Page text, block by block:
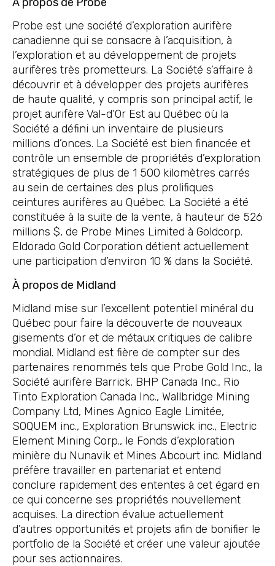
Probe est une société d’exploration aurifère
canadienne qui se consacre à l’acquisition, à
l’exploration et au développement de projets
aurifères très prometteurs. La Société s’affaire à
découvrir et à développer des projets aurifères
de haute qualité, y compris son principal actif, le
projet aurifère Val-d’Or Est au Québec où la
Société a défini un inventaire de plusieurs
millions d’onces. La Société est bien financée et
contrôle un ensemble de propriétés d’exploration
stratégiques de plus de 1 500 kilomètres carrés
au sein de certaines des plus prolifiques
ceintures aurifères au Québec. La Société a été
constituée à la suite de la vente, à hauteur de 526
millions $, de Probe Mines Limited à Goldcorp.
Eldorado Gold Corporation détient actuellement
une participation d’environ 10 % dans la Société.
À propos de Midland
Midland mise sur l’excellent potentiel minéral du
Québec pour faire la découverte de nouveaux
gisements d’or et de métaux critiques de calibre
mondial. Midland est fière de compter sur des
partenaires renommés tels que Probe Gold Inc., la
Société aurifère Barrick, BHP Canada Inc., Rio
Tinto Exploration Canada Inc., Wallbridge Mining
Company Ltd, Mines Agnico Eagle Limitée,
SOQUEM inc., Exploration Brunswick inc., Electric
Element Mining Corp., le Fonds d’exploration
minière du Nunavik et Mines Abcourt inc. Midland
préfère travailler en partenariat et entend
conclure rapidement des ententes à cet égard en
ce qui concerne ses propriétés nouvellement
acquises. La direction évalue actuellement
d’autres opportunités et projets afin de bonifier le
portfolio de la Société et créer une valeur ajoutée
pour ses actionnaires.